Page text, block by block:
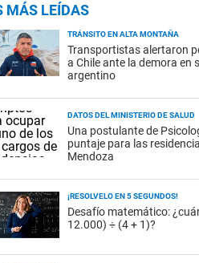
MÁS LEÍDAS
TRÁNSITO EN ALTA MONTAÑA
Transportistas alertaron
a Chile ante la demora en
argentino
DATOS DEL MINISTERIO DE SALUD
Una postulante de
puntaje para las
Mendoza
¡RESOLVELO EN 5 SEGUNDOS!
Desafío matemático:
12.000) ÷ (4 + 1)?